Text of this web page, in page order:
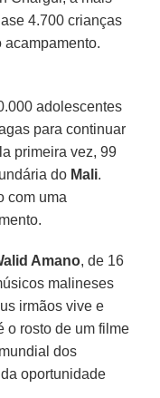
4.700 crianças
acampamento.
adolescentes
para continuar
primeira vez, 99
do Mali.
com uma
Amano, de 16
malineses
irmãos vive e
o rosto de um filme
dos
oportunidade